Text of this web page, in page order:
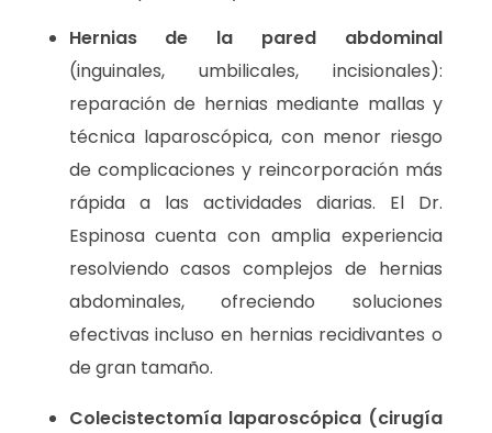
Hernias de la pared abdominal
(inguinales, umbilicales, incisionales):
reparación de hernias mediante mallas y
técnica laparoscópica, con menor riesgo
de complicaciones y reincorporación más
rápida a las actividades diarias. El Dr.
Espinosa cuenta con amplia experiencia
resolviendo casos complejos de hernias
abdominales, ofreciendo soluciones
efectivas incluso en hernias recidivantes o
de gran tamaño.
Colecistectomía laparoscópica (cirugía